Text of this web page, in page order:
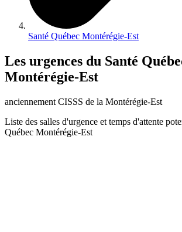
Santé Québec Montérégie-Est
Les urgences du Santé
Montérégie-Est
anciennement CISSS de la Montérégie-Est
Liste des salles d'urgence et temps d'attente
Québec Montérégie-Est